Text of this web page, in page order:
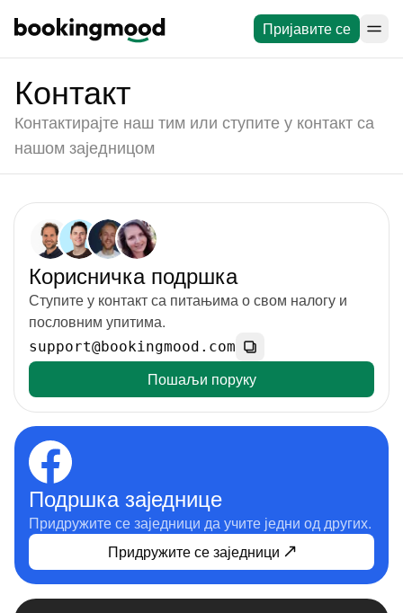
Пријавите се
Контакт
Контактирајте наш тим или ступите у контакт са
нашом заједницом
Корисничка подршка
Ступите у контакт са питањима о свом налогу и
пословним упитима.
support@bookingmood.com
Пошаљи поруку
Подршка заједнице
Придружите се заједници да учите једни од других.
Придружите се заједници